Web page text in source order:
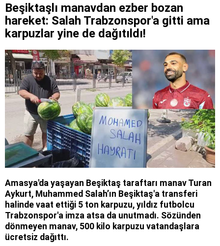
Beşiktaşlı manavdan ezber bozan
hareket: Salah Trabzonspor'a gitti ama
karpuzlar yine de dağıtıldı!
Amasya'da yaşayan Beşiktaş taraftarı manav Turan
Aykurt, Muhammed Salah’ın Beşiktaş'a transferi
halinde vaat ettiği 5 ton karpuzu, yıldız futbolcu
Trabzonspor'a imza atsa da unutmadı. Sözünden
dönmeyen manav, 500 kilo karpuzu vatandaşlara
ücretsiz dağıttı.